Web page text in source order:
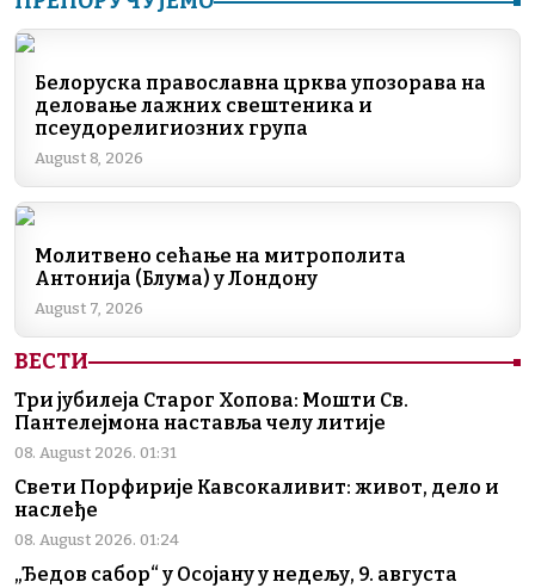
c
b
o
o
k
k
dI
n
e
a
m
er at
A
ai p
Li
Белоруска православна црква упозорава на
деловање лажних свештеника и
псеудорелигиозних група
August 8, 2026
Молитвено сећање на митрополита
Антонија (Блума) у Лондону
August 7, 2026
ВЕСТИ
Три јубилеја Старог Хопова: Мошти Св.
Пантелејмона наставља челу литије
08. August 2026. 01:31
Свети Порфирије Кавсокаливит: живот, дело и
наслеђе
08. August 2026. 01:24
„Ђедов сабор“ у Осојану у недељу, 9. августа